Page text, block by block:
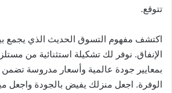
تتوقع.
اكتشف مفهوم التسوق الحديث الذي يجمع بين
الإنفاق. نوفر لك تشكيلة استثنائية من
بمعايير جودة عالمية وأسعار مدروسة
الوفرة. اجعل منزلك يفيض بالجودة واجعل